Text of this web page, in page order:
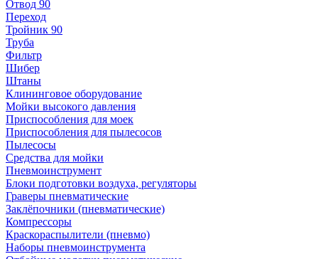
Отвод 90
Переход
Тройник 90
Труба
Фильтр
Шибер
Штаны
Клининговое оборудование
Мойки высокого давления
Приспособления для моек
Приспособления для пылесосов
Пылесосы
Средства для мойки
Пневмоинструмент
Блоки подготовки воздуха, регуляторы
Граверы пневматические
Заклёпочники (пневматические)
Компрессоры
Краскораспылители (пневмо)
Наборы пневмоинструмента